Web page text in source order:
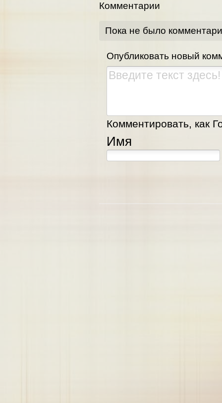
Комментарии
Пока не было
Опубликовать новый
Комментировать, как
Имя